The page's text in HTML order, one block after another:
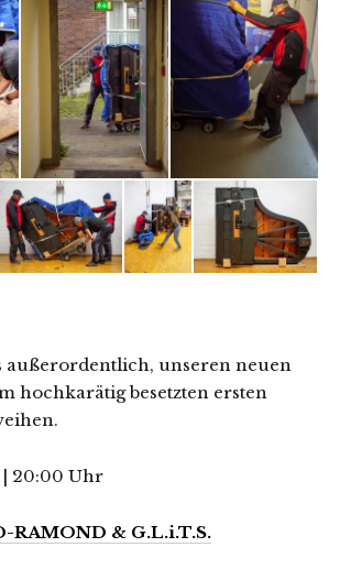
unseren neuen
hochkarätig besetzten ersten
| 20:00 Uhr
RAMOND & G.L.i.T.S.